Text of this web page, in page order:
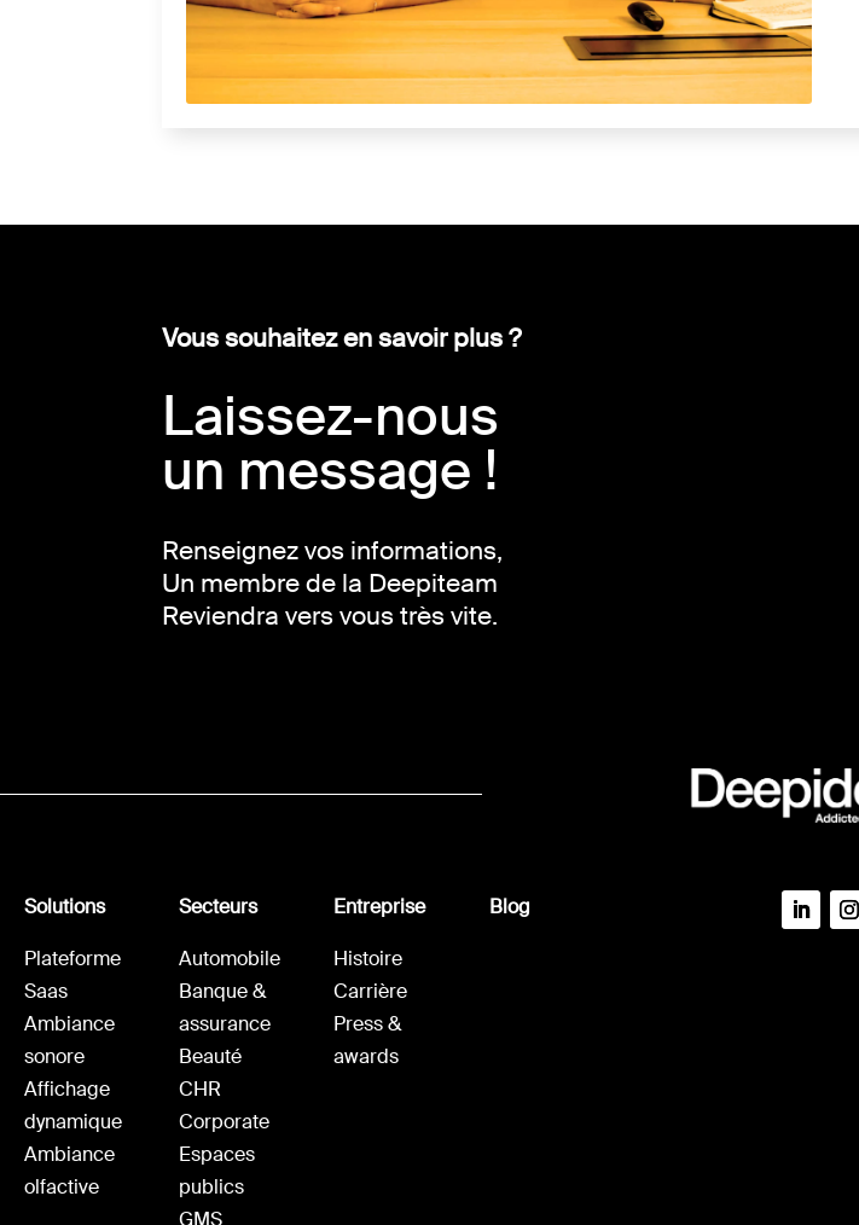
Vous souhaitez en savoir plus ?
Laissez-nous
un message !
Renseignez vos informations,
Un membre de la Deepiteam
Reviendra vers vous très vite.
Solutions
Plateforme
Saas
Ambiance
sonore
Affichage
dynamique
Ambiance
olfactive
Secteurs
Automobile
Banque &
assurance
Beauté
CHR
Corporate
Espaces
publics
GMS
Entreprise
Histoire
Carrière
Press &
awards
Blog